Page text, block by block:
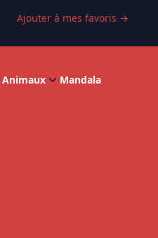
Ajouter à mes favoris →
Animaux Mandala